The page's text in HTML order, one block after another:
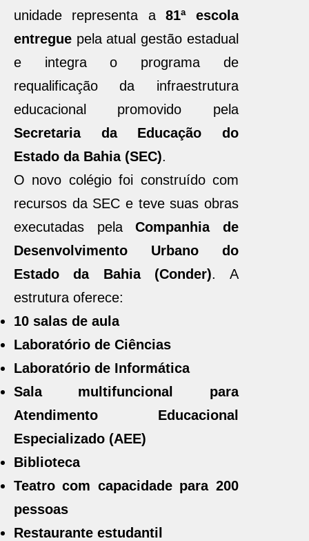
unidade representa a81ª escola
entregue pela atual gestão estadual
e integra o programa de
requalificação da infraestrutura
educacional promovido pela
Secretaria da Educação do
Estado da Bahia (SEC).
O novo colégio foi construído com
recursos da SEC e teve suas obras
executadas pelaCompanhia de
Desenvolvimento Urbano do
Estado da Bahia (Conder). A
estrutura oferece:
10 salas de aula
Laboratório de Ciências
Laboratório de Informática
Sala multifuncional para
Atendimento Educacional
Especializado (AEE)
Biblioteca
Teatro com capacidade para 200
pessoas
Restaurante estudantil